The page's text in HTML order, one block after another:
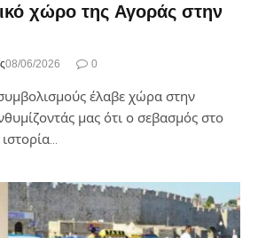
χώρο της Αγοράς στην
08/06/2026 0
έλαβε χώρα στην
μας ότι ο σεβασμός στο